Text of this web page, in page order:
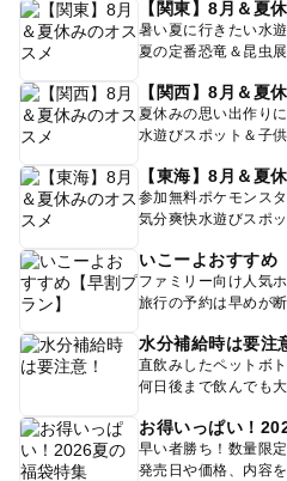
【関東】8月＆夏
暑い夏に行きたい水
夏の定番恐竜＆昆虫展
【関西】8月＆夏
夏休みの思い出作り
水遊びスポット＆子
【東海】8月＆夏
参加無料ポケモンス
気分爽快水遊びスポ
いこーよおすすめ
ファミリー向け人気ホ
旅行の予約は早めが
水分補給時は要注
直飲みしたペットボト
何日後まで飲んでも
お得いっぱい！
早い者勝ち！数量限
発売日や価格、内容